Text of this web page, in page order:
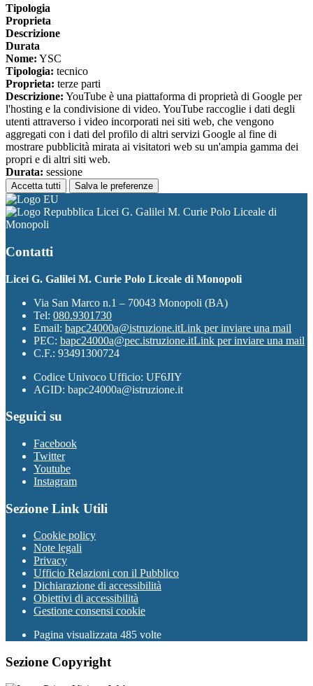
Tipologia
Proprieta
Descrizione
Durata
Nome: YSC
Tipologia: tecnico
Proprieta: terze parti
Descrizione: YouTube è una piattaforma di proprietà di Google per
l'hosting e la condivisione di video. YouTube raccoglie i dati degli
utenti attraverso i video incorporati nei siti web, che vengono
aggregati con i dati del profilo di altri servizi Google al fine di
mostrare pubblicità mirata ai visitatori web su un'ampia gamma dei
propri e di altri siti web.
Durata: sessione
Accetta tutti Salva le preferenze
Licei G. Galilei M. Curie Polo Liceale di
Monopoli
Contatti
Licei G. Galilei M. Curie Polo Liceale di Monopoli
Via San Marco n.1 – 70043 Monopoli (BA)
Tel: 080.9301730
Email: bapc24000a@istruzione.itLink per inviare una mail
PEC: bapc24000a@pec.istruzione.itLink per inviare una mail
C.F.: 93491300724
Codice Univoco Ufficio: UF6JIY
AGID: bapc24000a@istruzione.it
Seguici su
Facebook
Twitter
Youtube
Instagram
Sezione Link Utili
Cookie policy
Note legali
Privacy
Ufficio Relazioni con il Pubblico
Dichiarazione di accessibilità
Obiettivi di accessibilità
Gestione consensi cookie
Pagina visualizzata 485 volte
Sezione Copyright